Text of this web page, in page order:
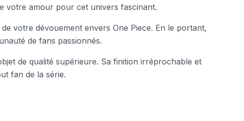
votre amour pour cet univers fascinant.
votre dévouement envers One Piece. En le portant,
de fans passionnés.
de qualité supérieure. Sa finition irréprochable et
fan de la série.